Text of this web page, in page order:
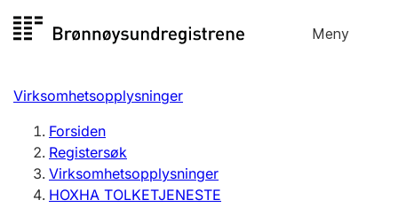
til
Meny
Registersøk
Aksjeselskap
Enkeltpersonforetak
Registrere, endre, slette
Virksomhetsopplysninger
Forsiden
Registersøk
Virksomhetsopplysninger
HOXHA TOLKETJENESTE